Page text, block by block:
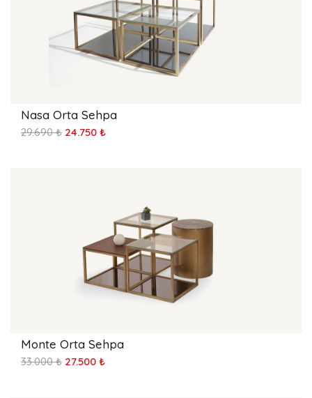
Nasa Orta Sehpa
29.690 ₺ 24.750 ₺
Monte Orta Sehpa
33.000 ₺ 27.500 ₺